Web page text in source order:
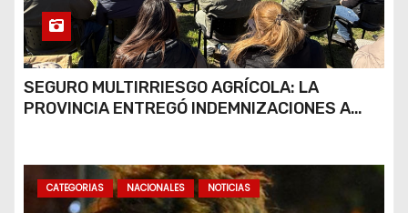
SEGURO MULTIRRIESGO AGRÍCOLA: LA
PROVINCIA ENTREGÓ INDEMNIZACIONES A
CATEGORIAS NACIONALES NOTICIAS